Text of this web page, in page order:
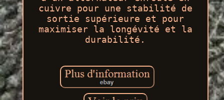
cuivre pour une stabilité de
sortie supérieure et pour
maximiser la longévité et la
durabilité.